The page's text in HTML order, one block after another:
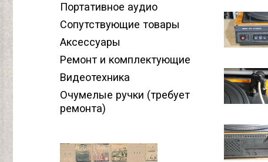
Портативное аудио
Сопутствующие товары
Аксессуары
Ремонт и комплектующие
Видеотехника
Очумелые ручки (требует
ремонта)